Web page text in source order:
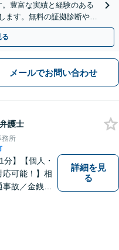
豊富な実績と経験のある
ます。無料の証拠診断や着
相談ください。
る
メールでお問い合わせ
弁護士
務所
分】【個人・
応可能！】相
故／金銭ト
詳細を見
る